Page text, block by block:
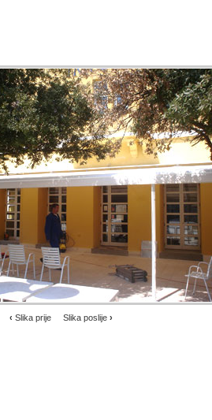
‹ Slika prije Slika poslije ›